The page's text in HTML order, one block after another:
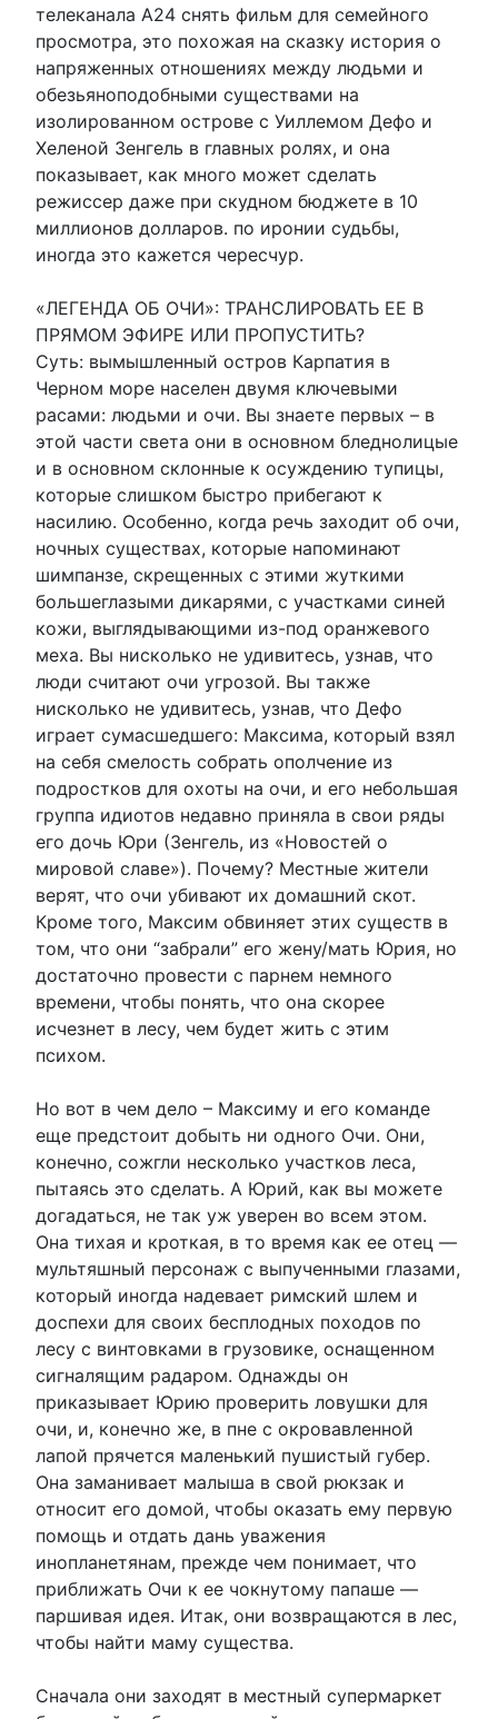
телеканала A24 снять фильм для семейного
просмотра, это похожая на сказку история о
напряженных отношениях между людьми и
обезьяноподобными существами на
изолированном острове с Уиллемом Дефо и
Хеленой Зенгель в главных ролях, и она
показывает, как много может сделать
режиссер даже при скудном бюджете в 10
миллионов долларов. по иронии судьбы,
иногда это кажется чересчур.
«ЛЕГЕНДА ОБ ОЧИ»: ТРАНСЛИРОВАТЬ ЕЕ В
ПРЯМОМ ЭФИРЕ ИЛИ ПРОПУСТИТЬ?
Суть: вымышленный остров Карпатия в
Черном море населен двумя ключевыми
расами: людьми и очи. Вы знаете первых – в
этой части света они в основном бледнолицые
и в основном склонные к осуждению тупицы,
которые слишком быстро прибегают к
насилию. Особенно, когда речь заходит об очи,
ночных существах, которые напоминают
шимпанзе, скрещенных с этими жуткими
большеглазыми дикарями, с участками синей
кожи, выглядывающими из-под оранжевого
меха. Вы нисколько не удивитесь, узнав, что
люди считают очи угрозой. Вы также
нисколько не удивитесь, узнав, что Дефо
играет сумасшедшего: Максима, который взял
на себя смелость собрать ополчение из
подростков для охоты на очи, и его небольшая
группа идиотов недавно приняла в свои ряды
его дочь Юри (Зенгель, из «Новостей о
мировой славе»). Почему? Местные жители
верят, что очи убивают их домашний скот.
Кроме того, Максим обвиняет этих существ в
том, что они “забрали” его жену/мать Юрия, но
достаточно провести с парнем немного
времени, чтобы понять, что она скорее
исчезнет в лесу, чем будет жить с этим
психом.
Но вот в чем дело – Максиму и его команде
еще предстоит добыть ни одного Очи. Они,
конечно, сожгли несколько участков леса,
пытаясь это сделать. А Юрий, как вы можете
догадаться, не так уж уверен во всем этом.
Она тихая и кроткая, в то время как ее отец —
мультяшный персонаж с выпученными глазами,
который иногда надевает римский шлем и
доспехи для своих бесплодных походов по
лесу с винтовками в грузовике, оснащенном
сигналящим радаром. Однажды он
приказывает Юрию проверить ловушки для
очи, и, конечно же, в пне с окровавленной
лапой прячется маленький пушистый губер.
Она заманивает малыша в свой рюкзак и
относит его домой, чтобы оказать ему первую
помощь и отдать дань уважения
инопланетянам, прежде чем понимает, что
приближать Очи к ее чокнутому папаше —
паршивая идея. Итак, они возвращаются в лес,
чтобы найти маму существа.
Сначала они заходят в местный супермаркет